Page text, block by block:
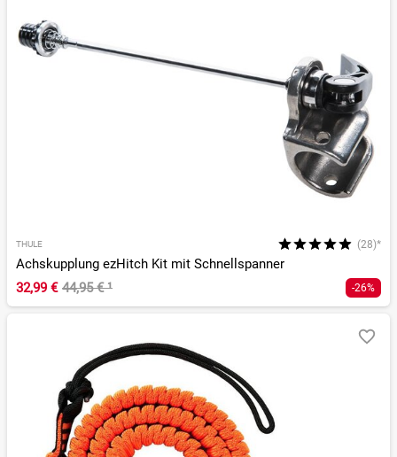
THULE (28)*
Achskupplung ezHitch Kit mit Schnellspanner
32,99 € 44,95 €¹ -26%